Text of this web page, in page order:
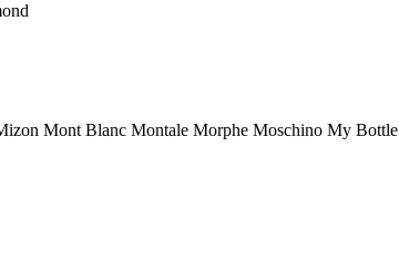
Mont Blanc Montale Morphe Moschino My Bottle